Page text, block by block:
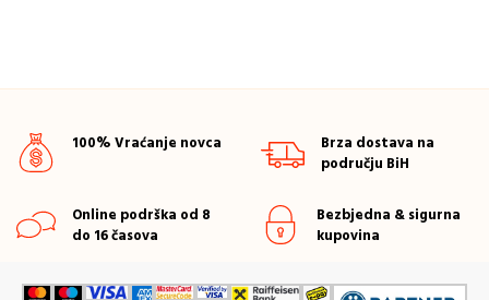
100% Vraćanje novca
Brza dostava na
području BiH
Online podrška od 8
do 16 časova
Bezbjedna & sigurna
kupovina